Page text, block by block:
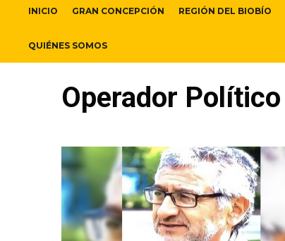
INICIO GRAN CONCEPCIÓN REGIÓN DEL BIOBÍO
QUIÉNES SOMOS
Operador Político